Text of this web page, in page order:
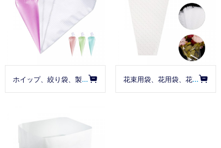
ホイップ、絞り袋、製菓袋 花束用袋、花用袋、花束用三角袋、フラワー袋